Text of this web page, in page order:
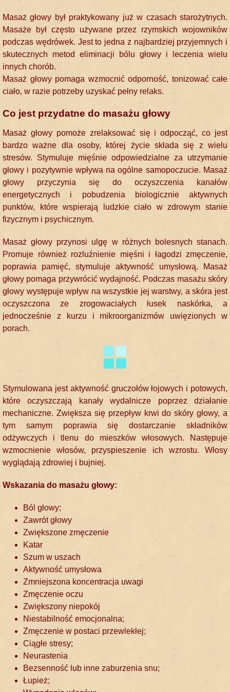
Masaż głowy był praktykowany już w czasach starożytnych.
Masaże był często używane przez rzymskich wojowników
podczas wędrówek. Jest to jedna z najbardziej przyjemnych i
skutecznych metod eliminacji bólu głowy i leczenia wielu
innych chorób.
Masaż głowy pomaga wzmocnić odporność, tonizować całe
ciało, w razie potrzeby uzyskać pełny relaks.
Co jest przydatne do masażu głowy
Masaż głowy pomoże zrelaksować się i odpocząć, co jest
bardzo ważne dla osoby, której życie składa się z wielu
stresów. Stymuluje mięśnie odpowiedzialne za utrzymanie
głowy i pozytywnie wpływa na ogólne samopoczucie. Masaż
głowy przyczynia się do oczyszczenia kanałów
energetycznych i pobudzenia biologicznie aktywnych
punktów, które wspierają ludzkie ciało w zdrowym stanie
fizycznym i psychicznym.
Masaż głowy przynosi ulgę w różnych bolesnych stanach.
Promuje również rozluźnienie mięśni i łagodzi zmęczenie,
poprawia pamięć, stymuluje aktywność umysłową. Masaż
głowy pomaga przywrócić wydajność. Podczas masażu skóry
głowy występuje wpływ na wszystkie jej warstwy, a skóra jest
oczyszczona ze zrogowaciałych łusek naskórka, a
jednocześnie z kurzu i mikroorganizmów uwięzionych w
porach.
Stymulowana jest aktywność gruczołów łojowych i potowych,
które oczyszczają kanały wydalnicze poprzez działanie
mechaniczne. Zwiększa się przepływ krwi do skóry głowy, a
tym samym poprawia się dostarczanie składników
odżywczych i tlenu do mieszków włosowych. Następuje
wzmocnienie włosów, przyspieszenie ich wzrostu. Włosy
wyglądają zdrowiej i bujniej.
Wskazania do masażu głowy:
Ból głowy;
Zawrót głowy
Zwiększone zmęczenie
Katar
Szum w uszach
Aktywność umysłowa
Zmniejszona koncentracja uwagi
Zmęczenie oczu
Zwiększony niepokój
Niestabilność emocjonalna;
Zmęczenie w postaci przewlekłej;
Ciągłe stresy;
Neurastenia
Bezsenność lub inne zaburzenia snu;
Łupież;